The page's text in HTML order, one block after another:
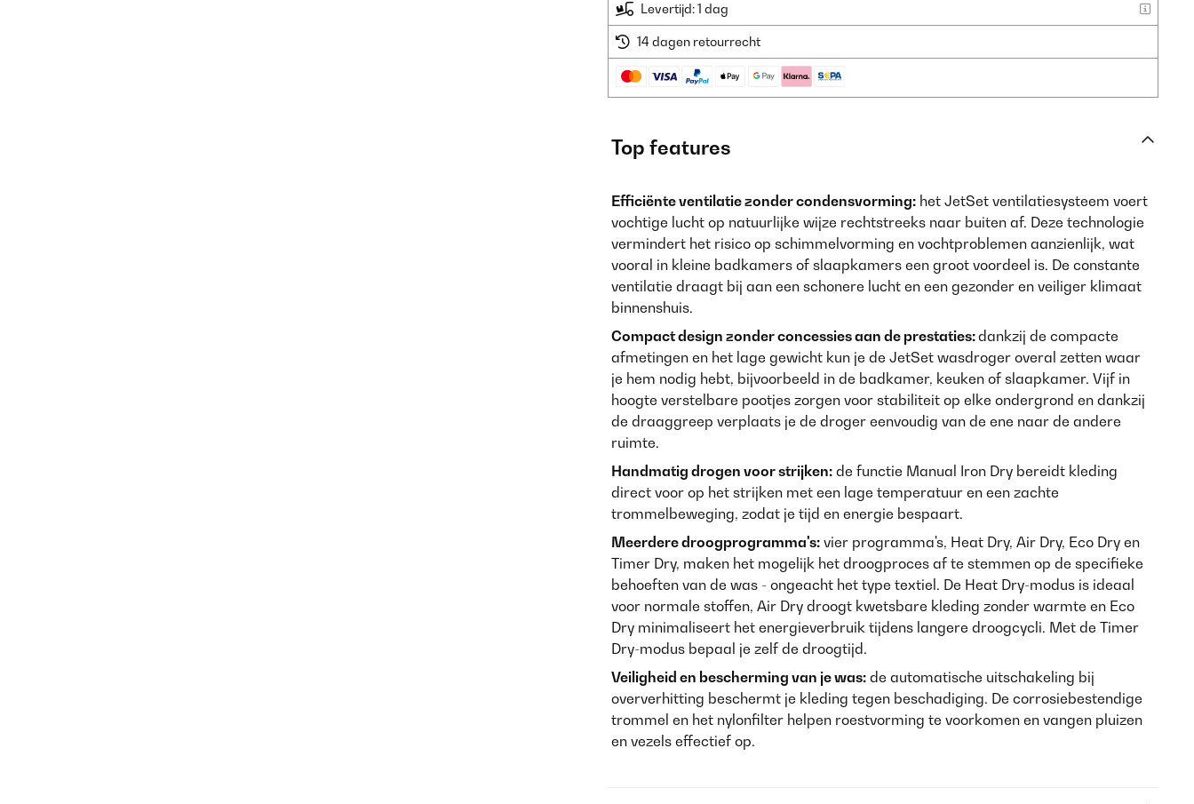
Levertijd: 1 dag
14 dagen retourrecht
Top features
Efficiënte ventilatie zonder condensvorming: het JetSet ventilatiesysteem voert
vochtige lucht op natuurlijke wijze rechtstreeks naar buiten af. Deze technologie
vermindert het risico op schimmelvorming en vochtproblemen aanzienlijk, wat
vooral in kleine badkamers of slaapkamers een groot voordeel is. De constante
ventilatie draagt bij aan een schonere lucht en een gezonder en veiliger klimaat
binnenshuis.
Compact design zonder concessies aan de prestaties:dankzij de compacte
afmetingen en het lage gewicht kun je de JetSet wasdroger overal zetten waar
je hem nodig hebt, bijvoorbeeld in de badkamer, keuken of slaapkamer. Vijf in
hoogte verstelbare pootjes zorgen voor stabiliteit op elke ondergrond en dankzij
de draaggreep verplaats je de droger eenvoudig van de ene naar de andere
ruimte.
Handmatig drogen voor strijken: de functie Manual Iron Dry bereidt kleding
direct voor op het strijken met een lage temperatuur en een zachte
trommelbeweging, zodat je tijd en energie bespaart.
Meerdere droogprogramma's: vier programma's, Heat Dry, Air Dry, Eco Dry en
Timer Dry, maken het mogelijk het droogproces af te stemmen op de specifieke
behoeften van de was - ongeacht het type textiel. De Heat Dry-modus is ideaal
voor normale stoffen, Air Dry droogt kwetsbare kleding zonder warmte en Eco
Dry minimaliseert het energieverbruik tijdens langere droogcycli. Met de Timer
Dry-modus bepaal je zelf de droogtijd.
Veiligheid en bescherming van je was: de automatische uitschakeling bij
oververhitting beschermt je kleding tegen beschadiging. De corrosiebestendige
trommel en het nylonfilter helpen roestvorming te voorkomen en vangen pluizen
en vezels effectief op.